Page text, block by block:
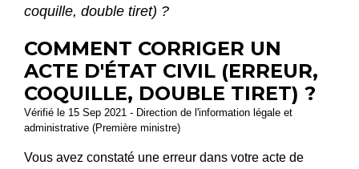
coquille, double tiret) ?
COMMENT CORRIGER UN
ACTE D'ÉTAT CIVIL (ERREUR,
COQUILLE, DOUBLE TIRET) ?
Vérifié le 15 Sep 2021 - Direction de l'information légale et
administrative (Première ministre)
Vous avez constaté une erreur dans votre acte de